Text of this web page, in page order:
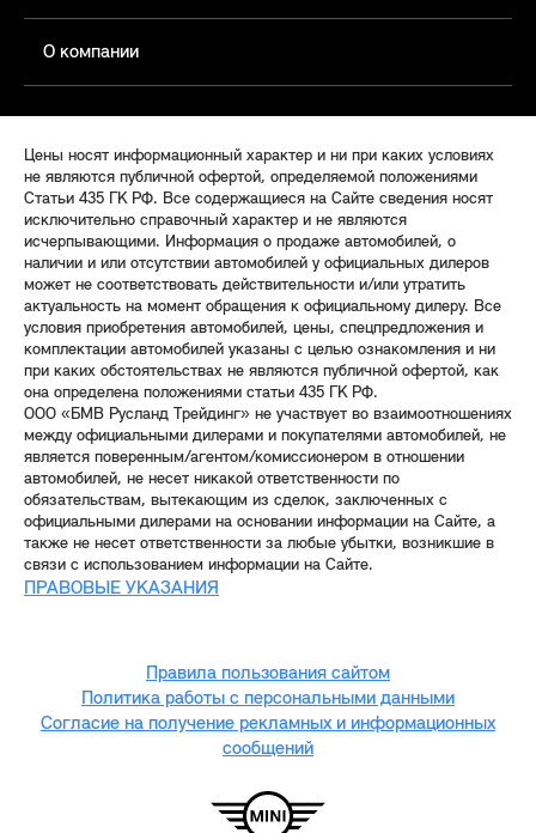
О компании
Цены носят информационный характер и ни при каких условиях
не являются публичной офертой, определяемой положениями
Статьи 435 ГК РФ. Все содержащиеся на Сайте сведения носят
исключительно справочный характер и не являются
исчерпывающими. Информация о продаже автомобилей, о
наличии и или отсутствии автомобилей у официальных дилеров
может не соответствовать действительности и/или утратить
актуальность на момент обращения к официальному дилеру. Все
условия приобретения автомобилей, цены, спецпредложения и
комплектации автомобилей указаны с целью ознакомления и ни
при каких обстоятельствах не являются публичной офертой, как
она определена положениями статьи 435 ГК РФ.
ООО «БМВ Русланд Трейдинг» не участвует во взаимоотношениях
между официальными дилерами и покупателями автомобилей, не
является поверенным/агентом/комиссионером в отношении
автомобилей, не несет никакой ответственности по
обязательствам, вытекающим из сделок, заключенных с
официальными дилерами на основании информации на Сайте, а
также не несет ответственности за любые убытки, возникшие в
связи с использованием информации на Сайте.
ПРАВОВЫЕ УКАЗАНИЯ
Правила пользования сайтом
Политика работы с персональными данными
Согласие на получение рекламных и информационных
сообщений